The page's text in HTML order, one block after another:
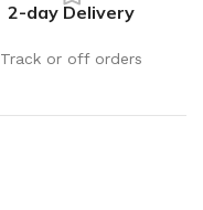
2-day Delivery
Track or off orders